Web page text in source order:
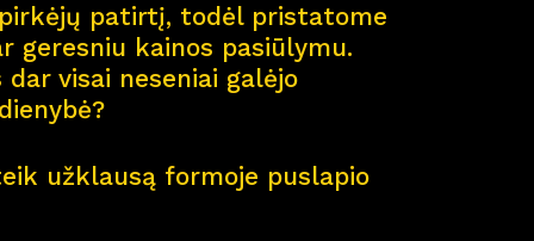
patirtį, todėl pristatome
geresniu kainos pasiūlymu.
visai neseniai galėjo
užklausą formoje puslapio